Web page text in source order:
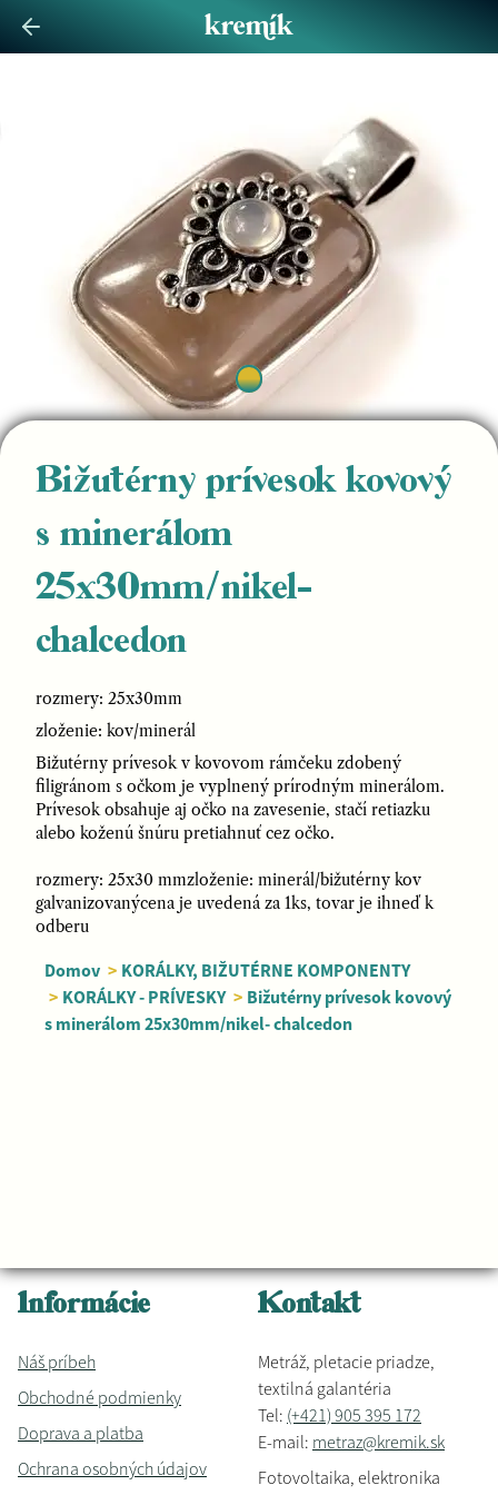
Bižutérny prívesok kovový
s minerálom
25x30mm/nikel-
chalcedon
rozmery: 25x30mm
zloženie: kov/minerál
Bižutérny prívesok v kovovom rámčeku zdobený
filigránom s očkom je vyplnený prírodným minerálom.
Prívesok obsahuje aj očko na zavesenie, stačí retiazku
alebo koženú šnúru pretiahnuť cez očko.
rozmery: 25x30 mmzloženie: minerál/bižutérny kov
galvanizovanýcena je uvedená za 1ks, tovar je ihneď k
odberu
Domov > KORÁLKY, BIŽUTÉRNE KOMPONENTY
> KORÁLKY - PRÍVESKY > Bižutérny prívesok kovový
s minerálom 25x30mm/nikel- chalcedon
Informácie
Náš príbeh
Obchodné podmienky
Doprava a platba
Ochrana osobných údajov
Kontakt
Metráž, pletacie priadze,
textilná galantéria
Tel: (+421) 905 395 172
E-mail: metraz@kremik.sk
Fotovoltaika, elektronika